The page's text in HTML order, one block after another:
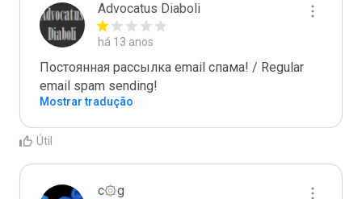
Advocatus Diaboli
há 13 anos
Постоянная рассылка email спама! / Regular
email spam sending!
Mostrar tradução
Útil
c۞g